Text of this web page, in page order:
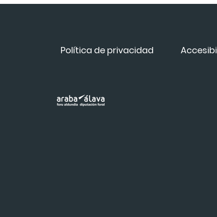
Política de privacidad